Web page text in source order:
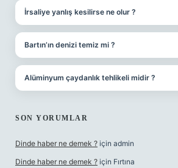
İrsaliye yanlış kesilirse ne olur ?
Bartın’ın denizi temiz mi ?
Alüminyum çaydanlık tehlikeli midir ?
SON YORUMLAR
Dinde haber ne demek ? için admin
Dinde haber ne demek ? için Fırtına